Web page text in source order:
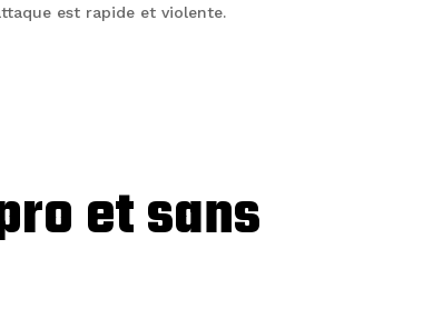
est rapide et violente.
et sans